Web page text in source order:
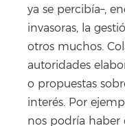
ya se percibía–,
invasoras, la
otros muchos.
autoridades
o propuestas
interés. Por
nos podría haber